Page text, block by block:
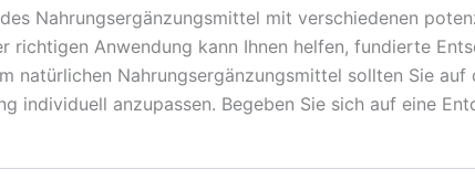
Nahrungsergänzungsmittel mit verschiedenen
richtigen Anwendung kann Ihnen helfen, fundierte
natürlichen Nahrungsergänzungsmittel sollten Sie
individuell anzupassen. Begeben Sie sich auf eine